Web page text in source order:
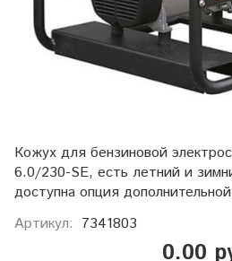
Кожух для бензиновой
6.0/230-SE, есть летний и
доступна опция
Артикул: 7341803
0.00